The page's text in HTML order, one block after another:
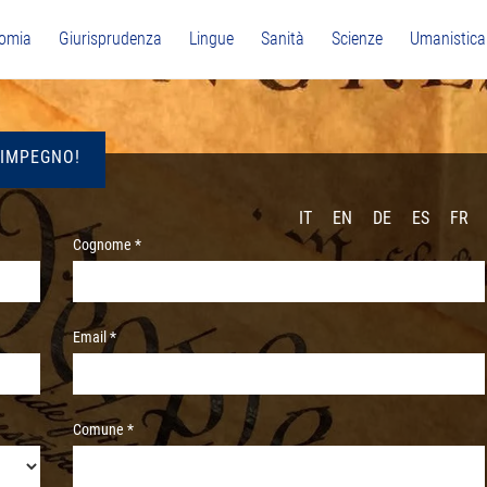
Giurisprudenza Lingue Sanità Scienze Umanistica
IT EN DE ES FR
Cognome *
Email *
Comune *